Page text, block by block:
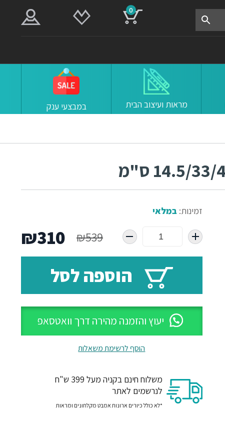
0
מראות ועיצוב הבית במבצעי ענק
זמינות:במלאי
₪539
המחיר
המקורי
היה:
₪539.
₪310
הוספה לסל
יעוץ והזמנה מהירה דרך וואטסאפ
הוסף לרשימת משאלות
משלוח חינם בקניה מעל 399 ש"ח
לנרשמים לאתר
*לא כולל כיורים ארונות אמבט מקלחונים ומראות